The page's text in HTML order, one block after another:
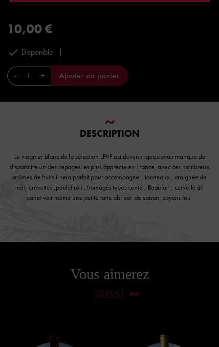
10,00 €
 Disponible
- + Ajouter au panier
DESCRIPTION
Le viognier blanc de la sélection LPVF est devenu apres avoir manque de
disparaitre un des cépages les plus apprécie en France, avec ces nombreux
arômes de fruits il sera parfait pour accompagner, tourteaux , araignée de
mer, crevettes ,poulet rôti , fromages types conté , Beaufort , cervelle de
canut voir même une petite tarte abricot de saison, soyons fou
Vous aimerez
aussi